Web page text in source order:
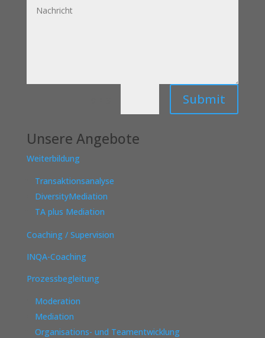
Submit
Unsere Angebote
Weiterbildung
Transaktionsanalyse
DiversityMediation
TA plus Mediation
Coaching / Supervision
INQA-Coaching
Prozessbegleitung
Moderation
Mediation
Organisations- und Teamentwicklung